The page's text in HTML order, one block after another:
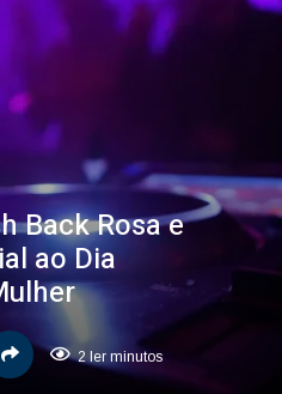
Back Rosa e
ao Dia
2 ler minutos